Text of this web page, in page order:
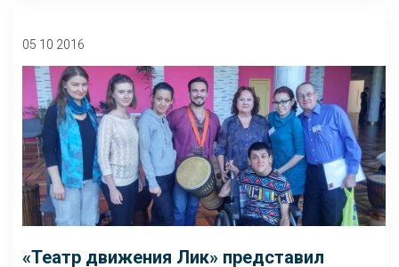
05 10 2016
«Театр движения Лик» представил